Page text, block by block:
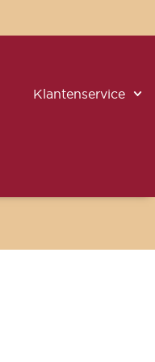
Klantenservice